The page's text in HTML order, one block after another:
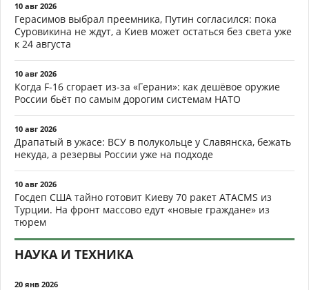
10 авг 2026
Герасимов выбрал преемника, Путин согласился: пока
Суровикина не ждут, а Киев может остаться без света уже
к 24 августа
10 авг 2026
Когда F-16 сгорает из-за «Герани»: как дешёвое оружие
России бьёт по самым дорогим системам НАТО
10 авг 2026
Драпатый в ужасе: ВСУ в полукольце у Славянска, бежать
некуда, а резервы России уже на подходе
10 авг 2026
Госдеп США тайно готовит Киеву 70 ракет ATACMS из
Турции. На фронт массово едут «новые граждане» из
тюрем
НАУКА И ТЕХНИКА
20 янв 2026